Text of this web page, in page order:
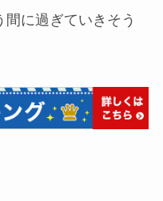
に過ぎていきそう